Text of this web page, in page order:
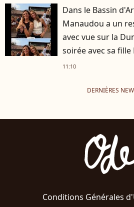
Dans le Bassin
Manaudou a un
avec vue sur la
soirée avec sa fille
11:10
DERNIÈRES
Conditions Générales